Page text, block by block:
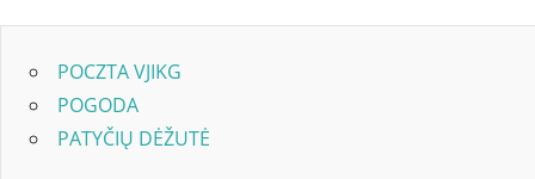
POCZTA VJIKG
POGODA
PATYČIŲ DĖŽUTĖ